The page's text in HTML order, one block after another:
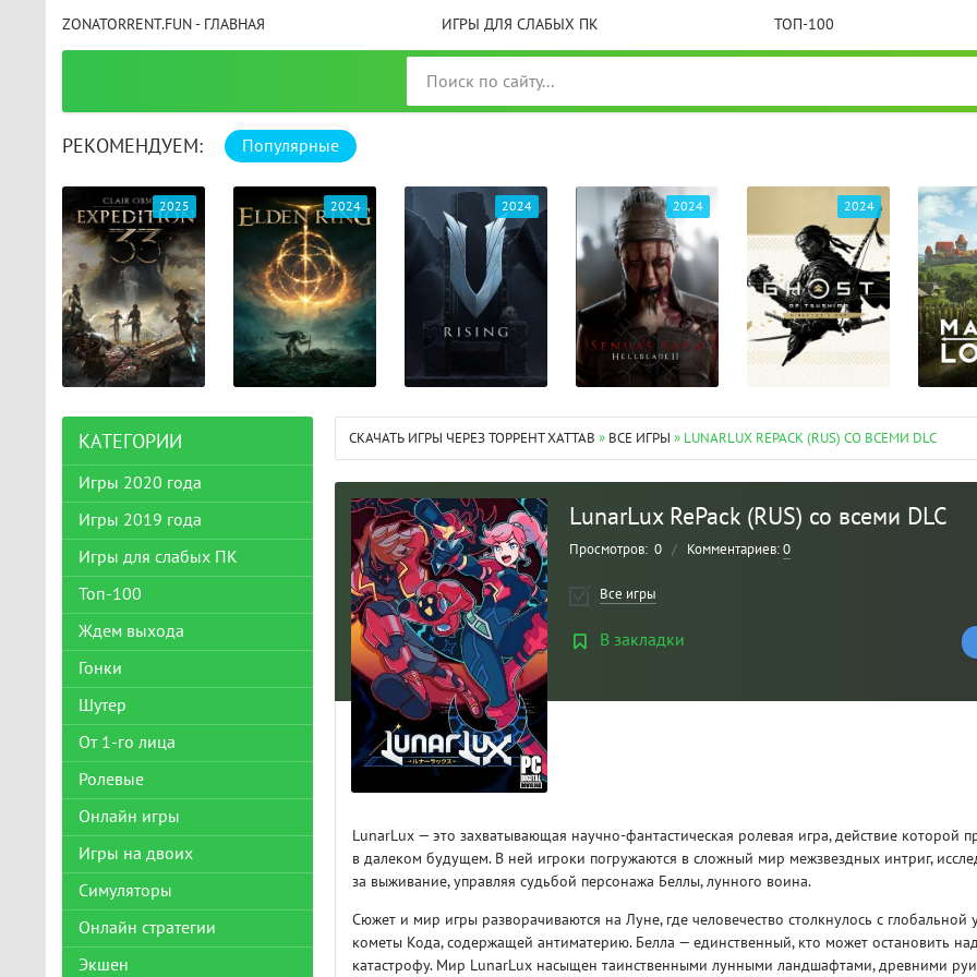
ZONATORRENT.FUN - ГЛАВНАЯ ИГРЫ ДЛЯ СЛАБЫХ ПК ТОП-100
РЕКОМЕНДУЕМ: Популярные
2024 2024 2024 2024 2024
СКАЧАТЬ ИГРЫ ЧЕРЕЗ ТОРРЕНТ XATTAB » ВСЕ ИГРЫ » LUNARLUX REPACK (RUS) СО ВСЕМИ DLC
LunarLux RePack (RUS) со всеми DLC
Просмотров: 0 / Комментариев:0
Все игры
В закладки
LunarLux — это захватывающая научно-фантастическая ролевая игра, действие которой
в далеком будущем. В ней игроки погружаются в сложный мир межзвездных интриг,
за выживание, управляя судьбой персонажа Беллы, лунного воина.
Сюжет и мир игры разворачиваются на Луне, где человечество столкнулось с глобальной
кометы Кода, содержащей антиматерию. Белла — единственный, кто может остановить
катастрофу. Мир LunarLux насыщен таинственными лунными ландшафтами, древними
КАТЕГОРИИ
Игры 2020 года
Игры 2019 года
Игры для слабых ПК
Топ-100
Ждем выхода
Гонки
Шутер
От 1-го лица
Ролевые
Онлайн игры
Игры на двоих
Симуляторы
Онлайн стратегии
Экшен
CLAIR OBSCUR: EXPEDITION 33 НА
РУССКОМ НА ПК